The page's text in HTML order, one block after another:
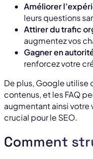
Améliorer
leurs questions
Attirer du trafic
augmentez vos
Gagner en
renforcez votre
De plus, Google
contenus, et les FAQ
augmentant ainsi votre
crucial pour le SEO.
Comment